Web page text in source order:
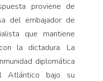
proviene de
del embajador de
que mantiene
la dictadura. La
diplomática
Atlántico bajo su